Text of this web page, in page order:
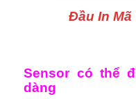
Đầu In Mã
Sensor có thể
dàng